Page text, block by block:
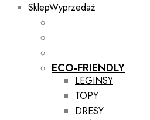
SklepWyprzedaż
ECO-FRIENDLY
LEGINSY
TOPY
DRESY